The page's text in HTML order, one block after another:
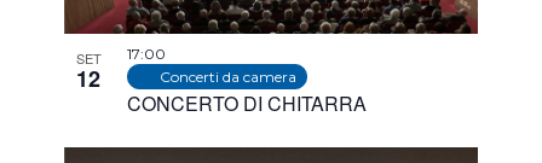
SET
12
CONCERTO DI CHITARRA
17:00
Concerti da camera